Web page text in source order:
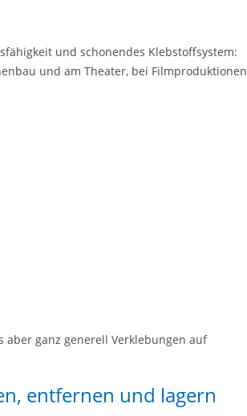
und schonendes Klebstoffsystem:
und am Theater, bei Filmproduktionen
ganz generell Verklebungen auf
entfernen und lagern